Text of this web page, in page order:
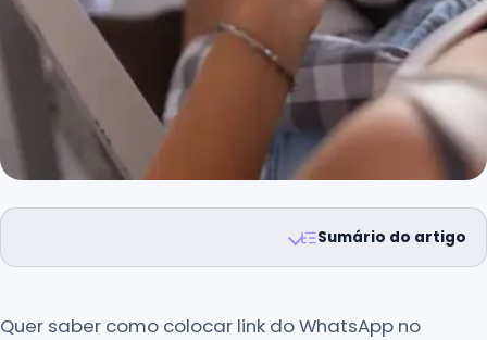
Sumário do artigo
Quer saber como colocar link do WhatsApp no